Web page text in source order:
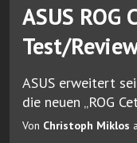
ASUS ROG
Test/
ASUS erweitert
die neuen „ROG
Von Christoph Miklos